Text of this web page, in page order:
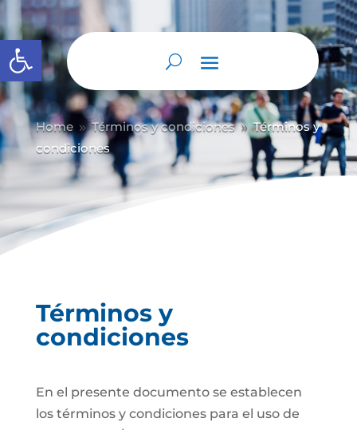
Abrir barra de herramientas
Home 9 Términos y condiciones 9 Términos y
condiciones
Términos y
condiciones
En el presente documento se establecen
los términos y condiciones para el uso de